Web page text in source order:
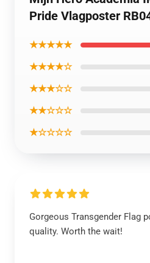
Pride Vlagposter
★★★★★
★★★★☆
★★★☆☆
★★☆☆☆
★☆☆☆☆
Gorgeous Transgender Flag
quality. Worth the wait!